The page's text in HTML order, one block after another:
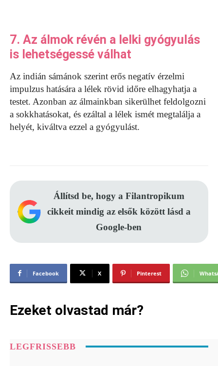
7. Az álmok révén a lelki gyógyulás
is lehetségessé válhat
Az indián sámánok szerint erős negatív érzelmi
impulzus hatására a lélek rövid időre elhagyhatja a
testet. Azonban az álmainkban sikerülhet feldolgozni
a sokkhatásokat, és ezáltal a lélek ismét megtalálja a
helyét, kiváltva ezzel a gyógyulást.
Állítsd be, hogy a Filantropikum
cikkeit mindig az elsők között lásd a
Google-ben
Facebook X Pinterest
Ezeket olvastad már?
LEGFRISSEBB